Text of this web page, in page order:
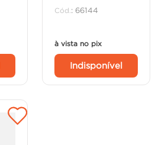
: 66144
à vista no pix
Indisponível